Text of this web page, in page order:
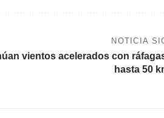
NOTICIA
vientos acelerados con
hasta 50